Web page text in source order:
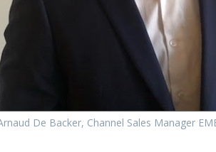
De Backer, Channel Sales Manager